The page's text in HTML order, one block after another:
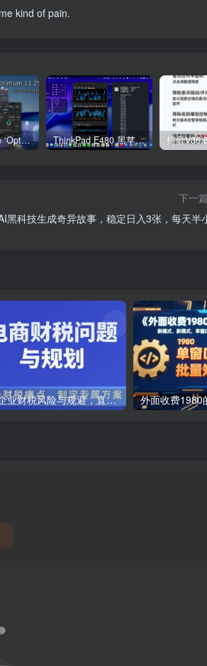
kind of pain.
Windows X-Lite ‘Optimum 11’ 25H2 Pro v2 ThinkPad E480 黑苹果完美Tahoe的EFI分享（2026.03.01更新） 抖音
下一
黑科技生成奇异故事，稳定日入3张，每天半
电商企业财税风险与规避，直击财税痛点，制定专属方案